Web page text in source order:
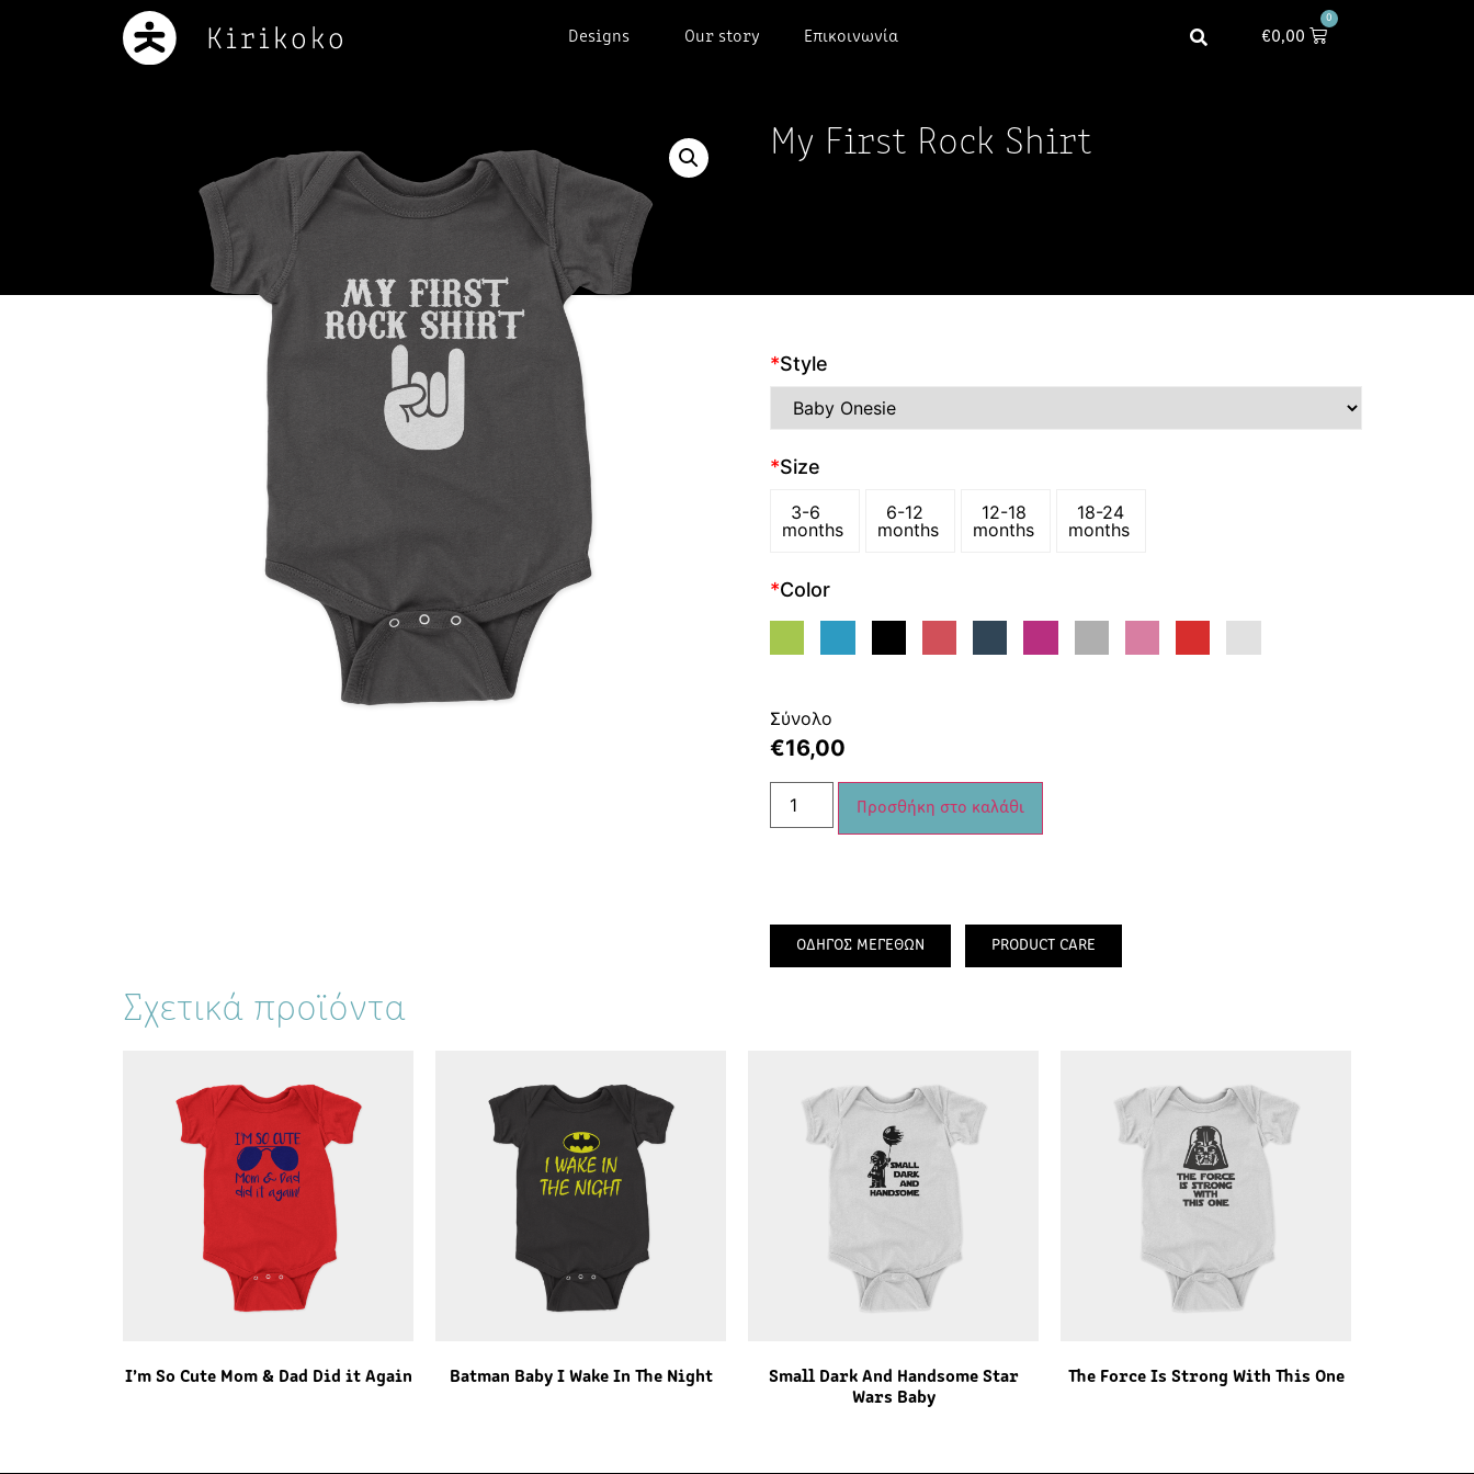
Designs Our story Επικοινωνία €0,00
0
My First Rock Shirt
*Style
*Size
3-6
months
6-12
months
12-18
months
18-24
months
*Color
Σύνολο
€16,00
Προσθήκη στο καλάθι
ΟΔΗΓΟΣ ΜΕΓΕΘΩΝ PRODUCT CARE
Σχετικά προϊόντα
I’m So Cute Mom & Dad Did it Again Batman Baby I Wake In The Night
Small Dark And Handsome Star
Wars Baby
The Force Is Strong With This One